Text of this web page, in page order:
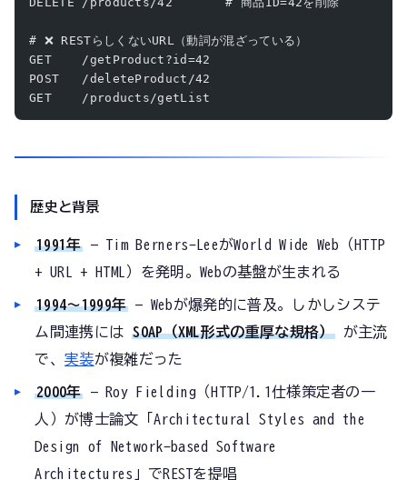
# ❌ RESTらしくないURL（動詞が混ざっている）
GET    /getProduct?id=42
POST   /deleteProduct/42
GET    /products/getList
歴史と背景
1991年 — Tim Berners-LeeがWorld Wide Web（HTTP
+ URL + HTML）を発明。Webの基盤が生まれる
1994〜1999年— Webが爆発的に普及。しかしシステ
ム間連携には SOAP（XML形式の重厚な規格） が主流
で、実装が複雑だった
2000年 — Roy Fielding（HTTP/1.1仕様策定者の一
人）が博士論文「Architectural Styles and the
Design of Network-based Software
Architectures」でRESTを提唱